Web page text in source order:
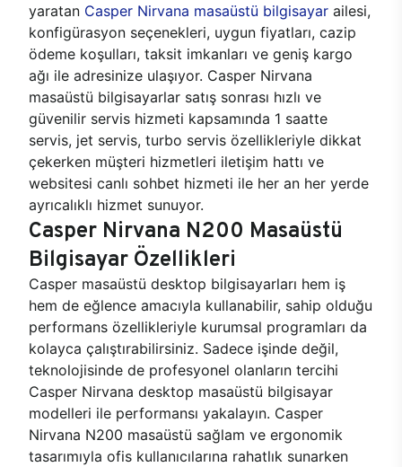
yaratan Casper Nirvana masaüstü bilgisayar ailesi,
konfigürasyon seçenekleri, uygun fiyatları, cazip
ödeme koşulları, taksit imkanları ve geniş kargo
ağı ile adresinize ulaşıyor. Casper Nirvana
masaüstü bilgisayarlar satış sonrası hızlı ve
güvenilir servis hizmeti kapsamında 1 saatte
servis, jet servis, turbo servis özellikleriyle dikkat
çekerken müşteri hizmetleri iletişim hattı ve
websitesi canlı sohbet hizmeti ile her an her yerde
ayrıcalıklı hizmet sunuyor.
Casper Nirvana N200 Masaüstü
Bilgisayar Özellikleri
Casper masaüstü desktop bilgisayarları hem iş
hem de eğlence amacıyla kullanabilir, sahip olduğu
performans özellikleriyle kurumsal programları da
kolayca çalıştırabilirsiniz. Sadece işinde değil,
teknolojisinde de profesyonel olanların tercihi
Casper Nirvana desktop masaüstü bilgisayar
modelleri ile performansı yakalayın. Casper
Nirvana N200 masaüstü sağlam ve ergonomik
tasarımıyla ofis kullanıcılarına rahatlık sunarken